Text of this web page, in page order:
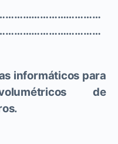
informáticos para
de